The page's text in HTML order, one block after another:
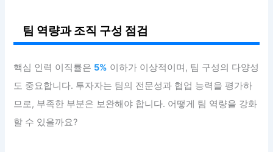
팀 역량과 조직 구성 점검
핵심 인력 이직률은 5% 이하가 이상적이며, 팀 구성의 다양성
도 중요합니다. 투자자는 팀의 전문성과 협업 능력을 평가하
므로, 부족한 부분은 보완해야 합니다. 어떻게 팀 역량을 강화
할 수 있을까요?